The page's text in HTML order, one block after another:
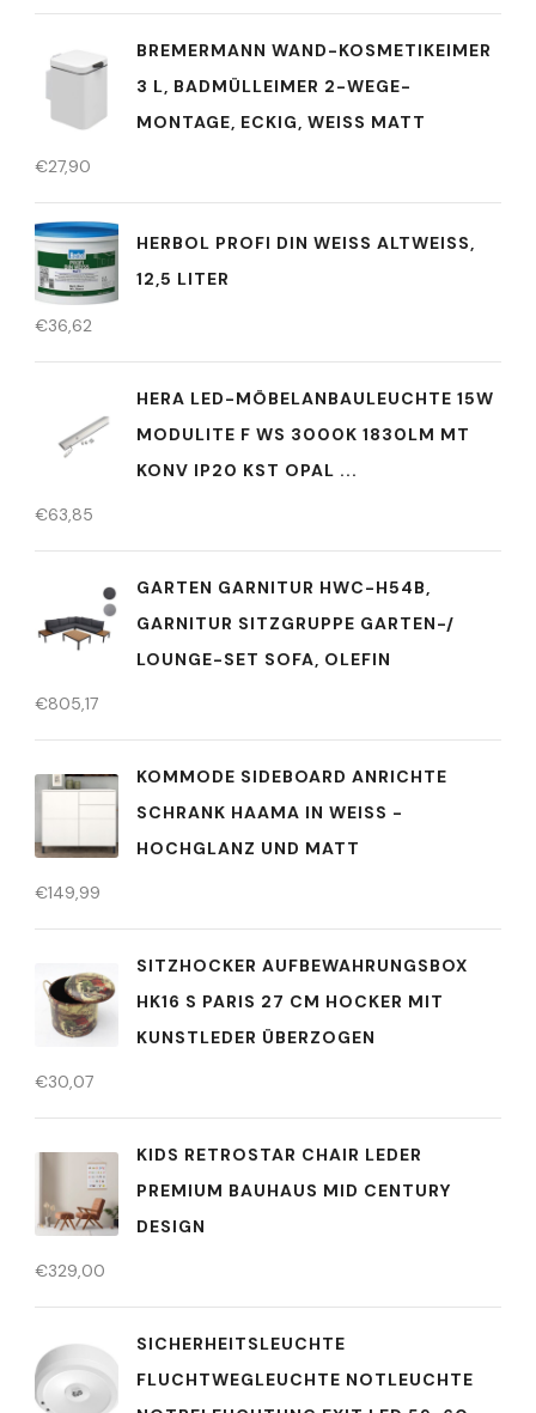
BREMERMANN WAND-KOSMETIKEIMER
3 L, BADMÜLLEIMER 2-WEGE-
MONTAGE, ECKIG, WEISS MATT
€27,90
HERBOL PROFI DIN WEISS ALTWEISS, 1
2,5 LITER
€36,62
HERA LED-MÖBELANBAULEUCHTE 15W
MODULITE F WS 3000K 1830LM MT
KONV IP20 KST OPAL ...
€63,85
GARTEN GARNITUR HWC-H54B,
GARNITUR SITZGRUPPE GARTEN-/
LOUNGE-SET SOFA, OLEFIN
€805,17
KOMMODE SIDEBOARD ANRICHTE
SCHRANK HAAMA IN WEISS - H
OCHGLANZ UND MATT
€149,99
SITZHOCKER AUFBEWAHRUNGSBOX
HK16 S PARIS 27 CM HOCKER MIT
KUNSTLEDER ÜBERZOGEN
€30,07
KIDS RETROSTAR CHAIR LEDER
PREMIUM BAUHAUS MID CENTURY
DESIGN
€329,00
SICHERHEITSLEUCHTE
FLUCHTWEGLEUCHTE NOTLEUCHTE